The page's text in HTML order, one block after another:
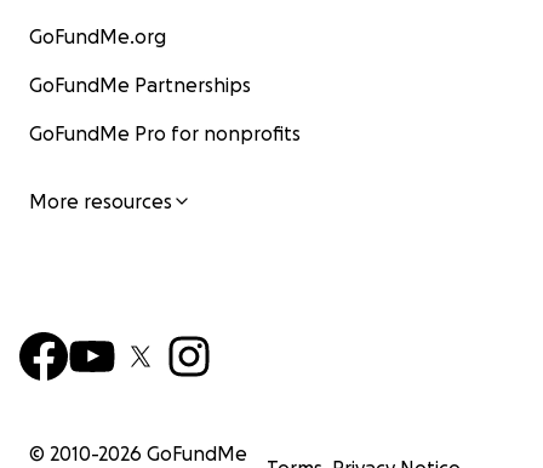
GoFundMe.org
GoFundMe Partnerships
GoFundMe Pro for nonprofits
More resources
© 2010-2026 GoFundMe